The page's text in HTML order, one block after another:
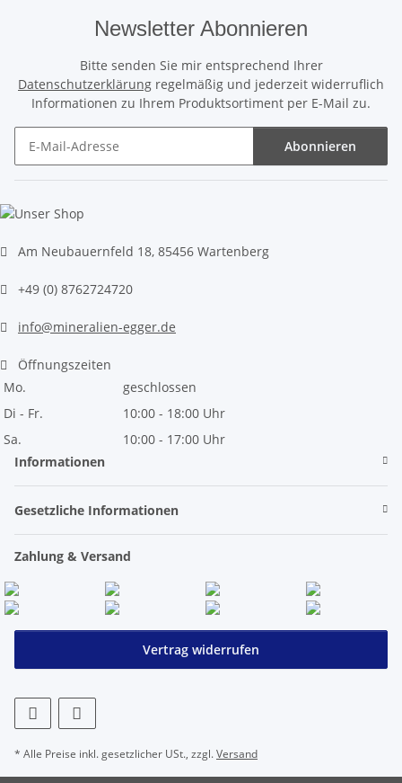
Newsletter Abonnieren
Bitte senden Sie mir entsprechend Ihrer
Datenschutzerklärung regelmäßig und jederzeit widerruflich
Informationen zu Ihrem Produktsortiment per E-Mail zu.
Abonnieren
Am Neubauernfeld 18, 85456 Wartenberg
+49 (0) 8762724720
info@mineralien-egger.de
Öffnungszeiten
Mo.
geschlossen
Di - Fr.
10:00 - 18:00 Uhr
Sa.
10:00 - 17:00 Uhr
Informationen
Gesetzliche Informationen
Zahlung & Versand
Vertrag widerrufen
* Alle Preise inkl. gesetzlicher USt., zzgl.Versand